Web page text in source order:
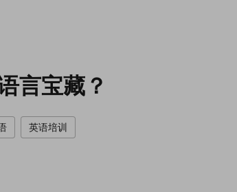
言宝藏？
英语培训